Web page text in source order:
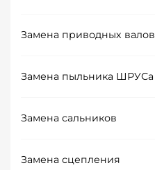
Замена приводных валов
Замена пыльника ШРУСа
Замена сальников
Замена сцепления